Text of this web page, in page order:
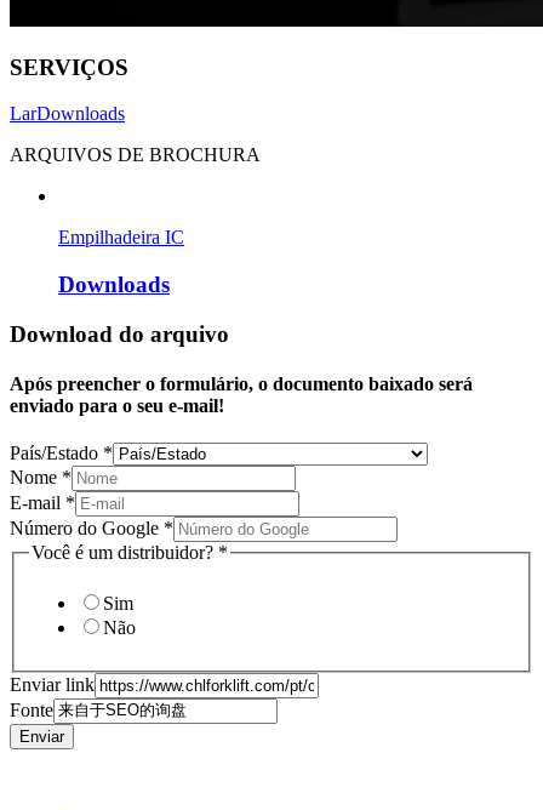
SERVIÇOS
LarDownloads
ARQUIVOS DE BROCHURA
Empilhadeira IC
Downloads
Download do arquivo
Após preencher o formulário, o documento baixado será
enviado para o seu e-mail!
País/Estado *
Nome *
E-mail *
Número do Google *
Você é um distribuidor? *
Sim
Não
Enviar link
Fonte
Enviar